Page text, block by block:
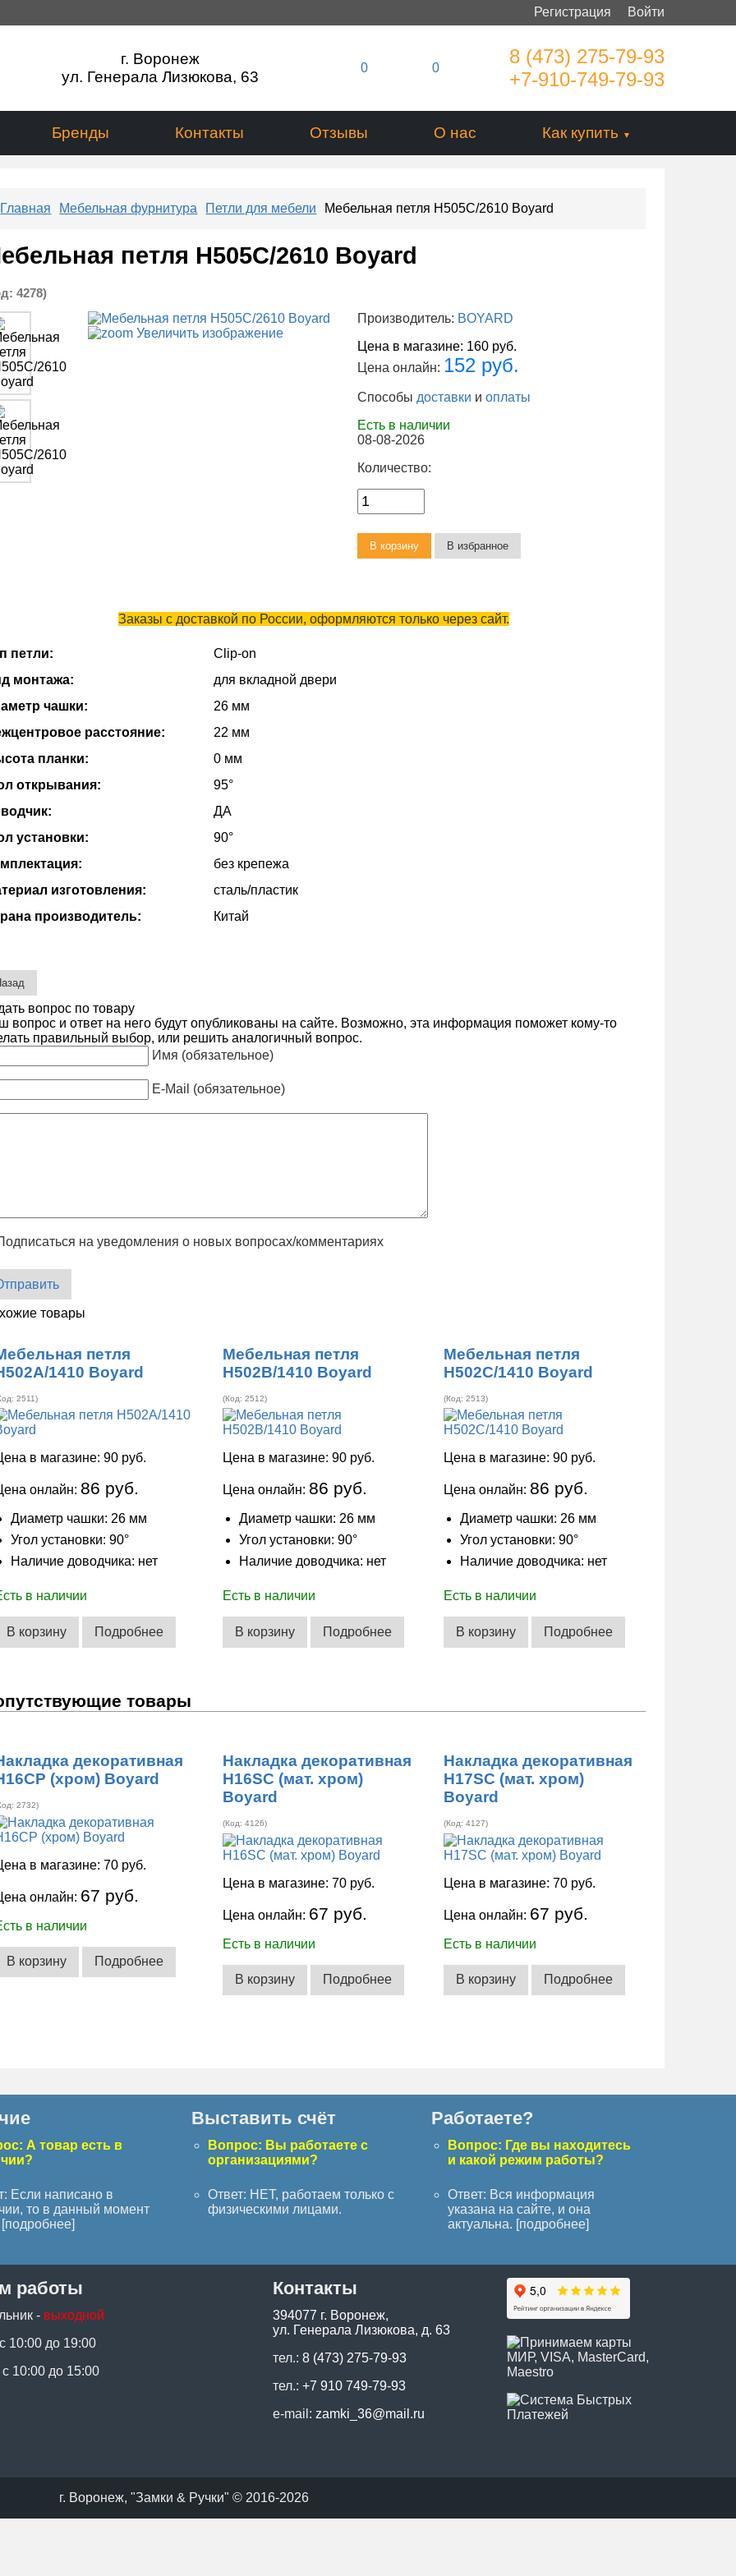
Войти
Регистрация
г. Воронеж
ул. Генерала Лизюкова, 63
0 0
8 (473) 275-79-93
+7-910-749-79-93
Бренды Контакты Отзывы О нас Как купить
Главная Мебельная фурнитура Петли для мебели Мебельная петля H505C/2610 Boyard
петля H505C/2610 Boyard
4278)
Увеличить изображение
Производитель: BOYARD
Цена в магазине: 160 руб.
Цена онлайн: 152 руб.
Способы доставки иоплаты
Есть в наличии
08-08-2026
Количество:
Заказы с доставкой по России, оформляются только через сайт.
петли:
Clip-on
монтажа:
для вкладной двери
чашки:
26 мм
расстояние:
22 мм
планки:
0 мм
открывания:
95°
ДА
установки:
90°
без крепежа
изготовления:
сталь/пластик
производитель:
Китай
вопрос по товару
вопрос и ответ на него будут опубликованы на сайте. Возможно, эта информация поможет кому-то
правильный выбор, или решить аналогичный вопрос.
Имя (обязательное)
E-Mail (обязательное)
на уведомления о новых вопросах/комментариях
товары
петля
1410 Boyard
2511)
в магазине: 90 руб.
онлайн: 86 руб.
Диаметр чашки: 26 мм
Угол установки: 90°
Наличие доводчика: нет
в наличии
В корзину Подробнее
Мебельная петля
H502B/1410 Boyard
(Код:2512)
Цена в магазине:90 руб.
Цена онлайн: 86 руб.
Диаметр чашки: 26 мм
Угол установки: 90°
Наличие доводчика: нет
Есть в наличии
В корзину Подробнее
Мебельная петля
H502C/1410 Boyard
(Код:2513)
Цена в магазине:90 руб.
Цена онлайн: 86 руб.
Диаметр чашки: 26 мм
Угол установки: 90°
Наличие доводчика: нет
Есть в наличии
В корзину Подробнее
товары
декоративная
(хром) Boyard
2732)
в магазине: 70 руб.
онлайн: 67 руб.
в наличии
В корзину Подробнее
Накладка декоративная
H16SC (мат. хром)
Boyard
(Код:4126)
Цена в магазине:70 руб.
Цена онлайн: 67 руб.
Есть в наличии
В корзину Подробнее
Накладка декоративная
H17SC (мат. хром)
Boyard
(Код:4127)
Цена в магазине:70 руб.
Цена онлайн: 67 руб.
Есть в наличии
В корзину Подробнее
А товар есть в
Если написано в
то в данный момент
подробнее]
Выставить счёт
Вопрос: Вы работаете с
организациями?
Ответ: НЕТ, работаем только с
физическими лицами.
Работаете?
Вопрос: Где вы находитесь
и какой режим работы?
Ответ: Вся информация
указана на сайте, и она
актуальна. [подробнее]
работы
- выходной
10:00 до 19:00
10:00 до 15:00
Контакты
394077 г. Воронеж,
ул. Генерала Лизюкова, д. 63
тел.: 8 (473) 275-79-93
тел.: +7 910 749-79-93
e-mail: zamki_36@mail.ru
г. Воронеж, "Замки & Ручки" © 2016-2026